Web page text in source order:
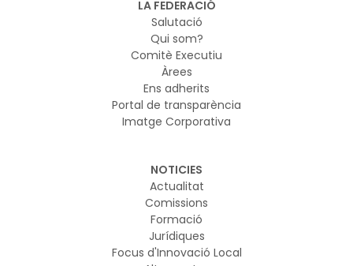
LA FEDERACIÓ
Salutació
Qui som?
Comitè Executiu
Àrees
Ens adherits
Portal de transparència
Imatge Corporativa
NOTICIES
Actualitat
Comissions
Formació
Jurídiques
Focus d'Innovació Local